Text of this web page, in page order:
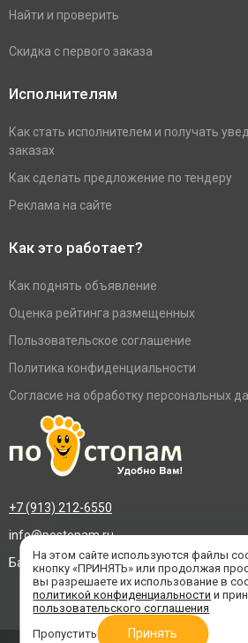
Найти и проверить
Скидка с первого заказа
Исполнителям
Как стать исполнителем и получать
заказах
Как сделать предложение по тендеру
Реклама на сайте
Как это работает?
Как поднять объявление
Оценка рейтинга размещенных
Пользовательское соглашение
Политика конфиденциальности
Согласие на обработку персональных
+7 (913) 212-6550
info@postopam.ru
Барнаул, пр. Социалистический 109,
На этом сайте используются файлы
кнопку «ПРИНЯТЬ» или продолжая
вы разрешаете их использование в
политикой конфиденциальности и
пользовательского соглашения
Пропустить
Принять